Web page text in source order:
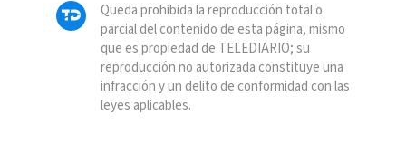
Queda prohibida la reproducción total o
parcial del contenido de esta página, mismo
que es propiedad de TELEDIARIO; su
reproducción no autorizada constituye una
infracción y un delito de conformidad con las
leyes aplicables.